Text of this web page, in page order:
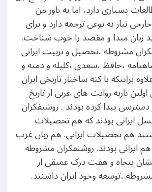
بسیاری دارد، اما به باور من
نیاز به نوعی ترجمه دارد و برای
زبان مبدا و مقصد را خوب شناخت.
مشروطه ،تحصیل و تربیت ایرانی
،حافظ ،سعدی ،کلیله و دمنه و
براینکه با کنه ساختار تاریخی ایران
باربه روایت های غربی از تاریخ
دسترسی پیدا کرده بودند . روشنفکران
ایرانی بودند که هم تحصیلات
هم تحصیلات ایرانی. هم زبان غرب
ایرانی بودند. روشنفکران مشروطه
پنجاه و هفت درک عمیقی از
،توسعه وخود ایران داشتند.